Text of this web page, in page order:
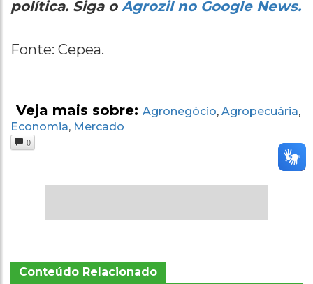
política. Siga o Agrozil no Google News.
Fonte: Cepea.
Veja mais sobre: Agronegócio, Agropecuária,
Economia, Mercado
0
Conteúdo Relacionado